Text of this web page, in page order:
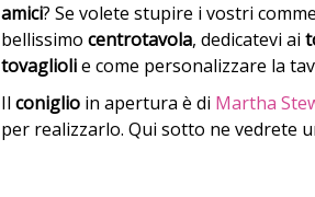
amici? Se volete stupire i vostri
bellissimo centrotavola, dedicatevi ai
tovagliolie come personalizzare la
Il coniglio in apertura è di Martha
per realizzarlo. Qui sotto ne vedrete